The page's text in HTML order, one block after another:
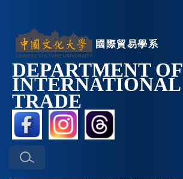
內
容
區
國際貿易學系
DEPARTMENT OF
INTERNATIONAL
TRADE